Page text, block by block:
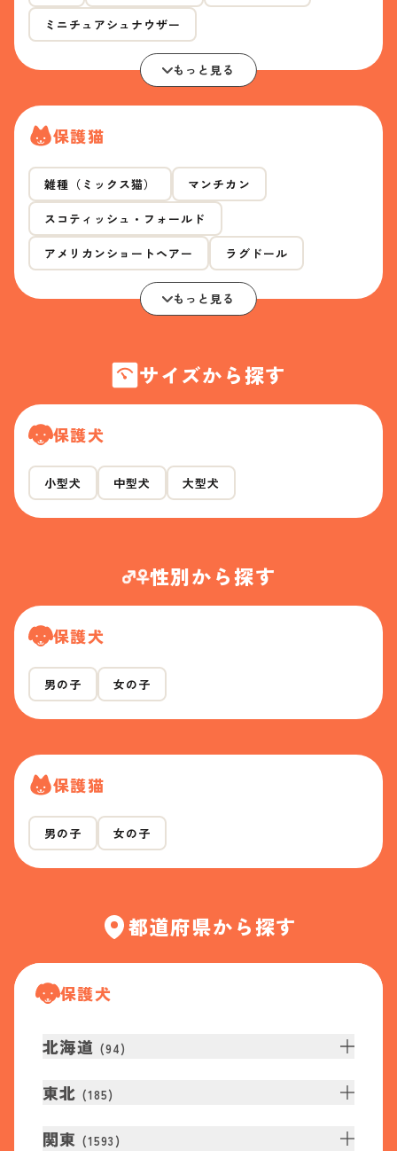
ミニチュアシュナウザー
もっと見る
保護猫
雑種（ミックス猫） マンチカン
スコティッシュ・フォールド
アメリカンショートヘアー ラグドール
もっと見る
サイズから探す
保護犬
小型犬 中型犬 大型犬
性別から探す
保護犬
男の子 女の子
保護猫
男の子 女の子
都道府県から探す
保護犬
北海道 (94)
東北 (185)
関東 (1593 )